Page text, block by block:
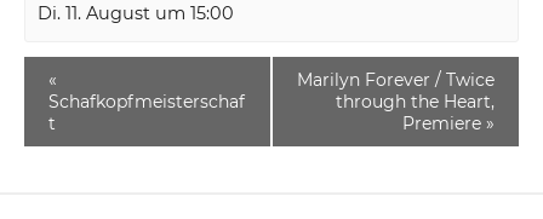
Di. 11. August um 15:00
«
Schafkopfmeisterschaf
t
Marilyn Forever / Twice
through the Heart,
Premiere »